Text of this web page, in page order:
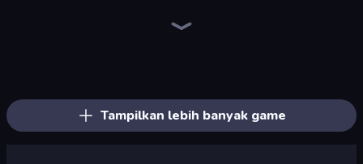
Tampilkan lebih banyak game